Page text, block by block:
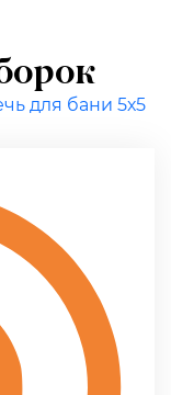
для бани 5х5